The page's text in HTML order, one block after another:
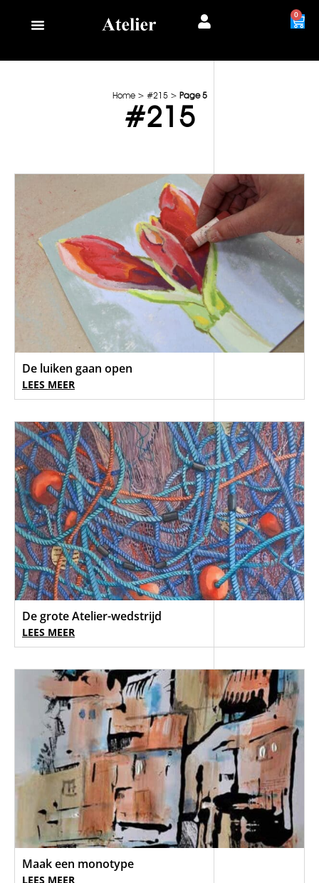
0
Home> #215> Page 5
#215
De luiken gaan open
LEES MEER
De grote Atelier-wedstrijd
LEES MEER
Maak een monotype
LEES MEER